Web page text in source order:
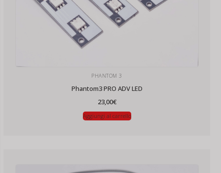
PHANTOM 3
Phantom3 PRO ADV LED
23,00€
Aggiungi al carrello